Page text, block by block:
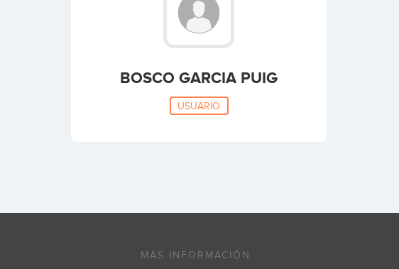
BOSCO GARCIA PUIG
USUARIO
MÁS INFORMACIÓN